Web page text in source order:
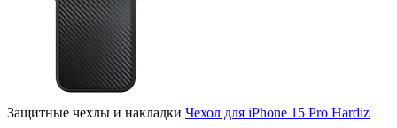
Защитные чехлы и накладки Чехол для iPhone 15 Pro Hardiz